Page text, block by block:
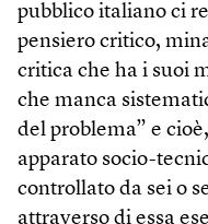
pubblico italiano ci
pensiero critico,
critica che ha i suoi
che manca
del problema” e
apparato socio-
controllato da sei o
attraverso di essa